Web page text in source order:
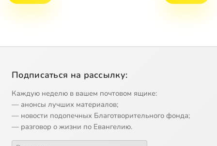
Подписаться на рассылку:
Каждую неделю в вашем почтовом ящике:
— анонсы лучших материалов;
— новости подопечных Благотворительного фонда;
— разговор о жизни по Евангелию.